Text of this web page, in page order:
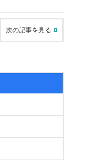
次の記事を見る